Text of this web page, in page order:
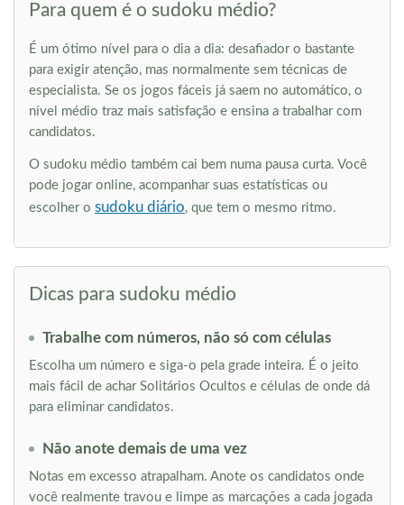
Para quem é o sudoku médio?
É um ótimo nível para o dia a dia: desafiador o bastante
para exigir atenção, mas normalmente sem técnicas de
especialista. Se os jogos fáceis já saem no automático, o
nível médio traz mais satisfação e ensina a trabalhar com
candidatos.
O sudoku médio também cai bem numa pausa curta. Você
pode jogar online, acompanhar suas estatísticas ou
escolher o sudoku diário, que tem o mesmo ritmo.
Dicas para sudoku médio
Trabalhe com números, não só com células
Escolha um número e siga-o pela grade inteira. É o jeito
mais fácil de achar Solitários Ocultos e células de onde dá
para eliminar candidatos.
Não anote demais de uma vez
Notas em excesso atrapalham. Anote os candidatos onde
você realmente travou e limpe as marcações a cada jogada